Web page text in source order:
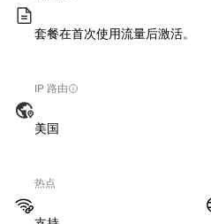
套餐在首次使用流量后激活。
IP 路由
美国
热点